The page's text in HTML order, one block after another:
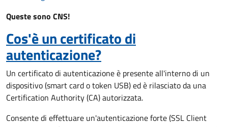
Queste sono CNS!
Cos'è un certificato di
autenticazione?
Un certificato di autenticazione è presente all'interno di un
dispositivo (smart card o token USB) ed è rilasciato da una
Certification Authority (CA) autorizzata.
Consente di effettuare un'autenticazione forte (SSL Client